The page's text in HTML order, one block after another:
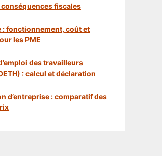
fiscales
: fonctionnement, coût et
les PME
des travailleurs
: calcul et déclaration
d’entreprise : comparatif des